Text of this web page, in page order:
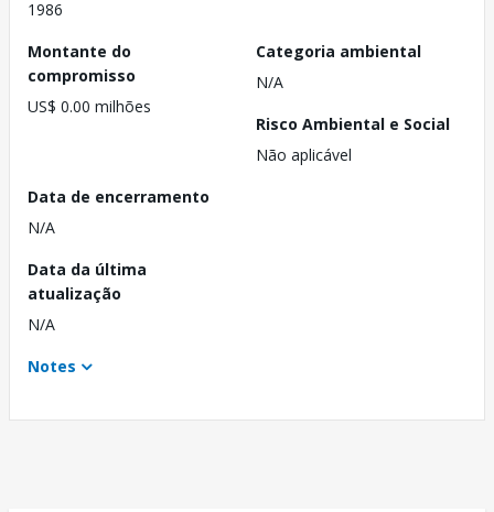
1986
Montante do
compromisso
US$ 0.00 milhões
Categoria ambiental
N/A
Risco Ambiental e Social
Não aplicável
Data de encerramento
N/A
Data da última
atualização
N/A
Notes